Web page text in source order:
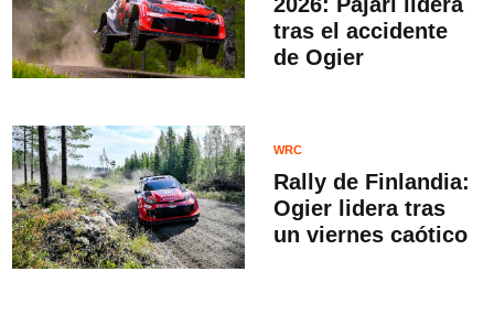
tras el accidente
de Ogier
WRC
Rally de Finlandia:
Ogier lidera tras
un viernes caótico